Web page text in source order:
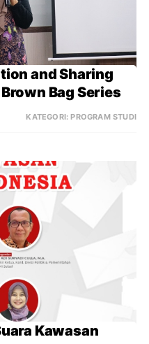
and Sharing
Bag Series
KATEGORI:PROGRAM STUDI
Kawasan